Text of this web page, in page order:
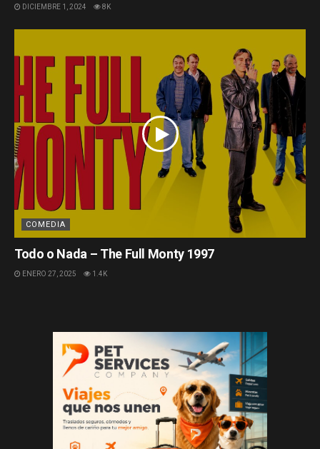
DICIEMBRE 1, 2024 8K
COMEDIA
Todo o Nada – The Full Monty 1997
ENERO 27, 2025 1.4K